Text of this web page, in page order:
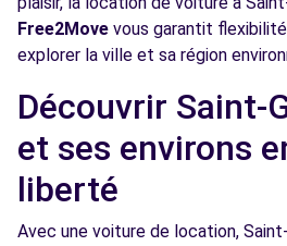
Voir l'agence
Free2Move Rent - GARAGE
BRIGNAIS (C)
BOULEVARD ANDRE LASSAGNE
Free2Move vous garantit
explorer la ville et sa région
Découvrir Saint-
et ses environs
liberté
Avec une voiture de location,